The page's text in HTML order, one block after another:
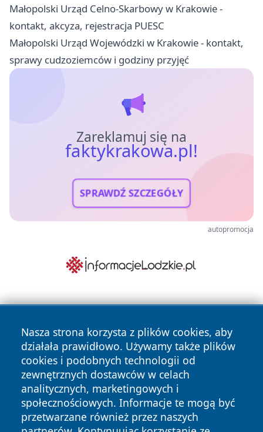
Małopolski Urząd Celno-Skarbowy w Krakowie -
kontakt, akcyza, rejestracja PUESC
Małopolski Urząd Wojewódzki w Krakowie - kontakt,
sprawy cudzoziemców i godziny przyjęć
Zareklamuj się na
faktykrakowa.pl!
SPRAWDŹ SZCZEGÓŁY
autopromocja
Nasza strona korzysta z plików cookies, aby
działała prawidłowo. Używamy także plików
cookies i podobnych technologii od
zewnętrznych dostawców w celach
analitycznych, marketingowych i
społecznościowych. Informacje te mogą być
przetwarzane również przez naszych
Copyright © 2026 faktykrakowa.pl Wszystkie prawa
zastrzeżone.